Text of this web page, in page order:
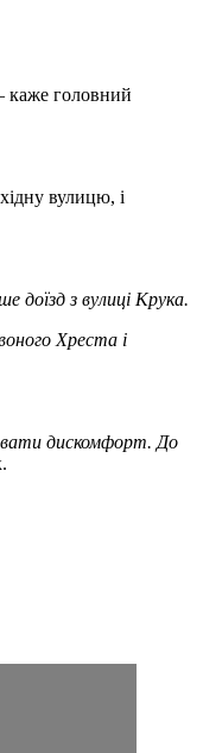
каже головний
вулицю, і
доїзд з вулиці Крука.
Хреста і
дискомфорт. До